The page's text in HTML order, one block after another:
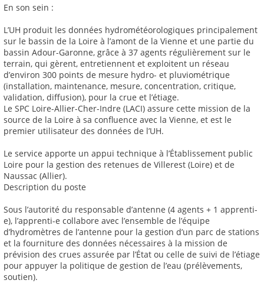
En son sein :
L’UH produit les données hydrométéorologiques principalement
sur le bassin de la Loire à l’amont de la Vienne et une partie du
bassin Adour-Garonne, grâce à 37 agents régulièrement sur le
terrain, qui gèrent, entretiennent et exploitent un réseau
d’environ 300 points de mesure hydro- et pluviométrique
(installation, maintenance, mesure, concentration, critique,
validation, diffusion), pour la crue et l’étiage.
Le SPC Loire-Allier-Cher-Indre (LACI) assure cette mission de la
source de la Loire à sa confluence avec la Vienne, et est le
premier utilisateur des données de l’UH.
Le service apporte un appui technique à l’Établissement public
Loire pour la gestion des retenues de Villerest (Loire) et de
Naussac (Allier).
Description du poste
Sous l’autorité du responsable d’antenne (4 agents + 1 apprenti-
e), l’apprenti-e collabore avec l’ensemble de l’équipe
d’hydromètres de l’antenne pour la gestion d’un parc de stations
et la fourniture des données nécessaires à la mission de
prévision des crues assurée par l’État ou celle de suivi de l’étiage
pour appuyer la politique de gestion de l’eau (prélèvements,
soutien).